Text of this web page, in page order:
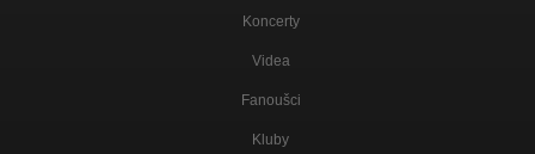
Koncerty
Videa
Fanoušci
Kluby